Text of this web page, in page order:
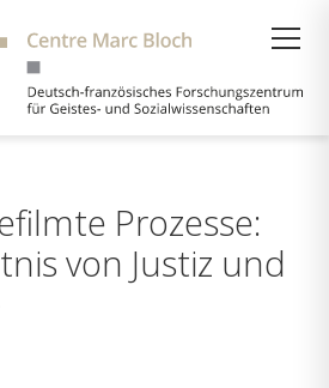
Prozesse:
von Justiz und